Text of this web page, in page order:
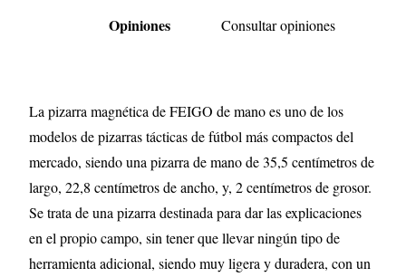
Opiniones Consultar opiniones
La pizarra magnética de FEIGO de mano es uno de los
modelos de pizarras tácticas de fútbol más compactos del
mercado, siendo una pizarra de mano de 35,5 centímetros de
largo, 22,8 centímetros de ancho, y, 2 centímetros de grosor.
Se trata de una pizarra destinada para dar las explicaciones
en el propio campo, sin tener que llevar ningún tipo de
herramienta adicional, siendo muy ligera y duradera, con un